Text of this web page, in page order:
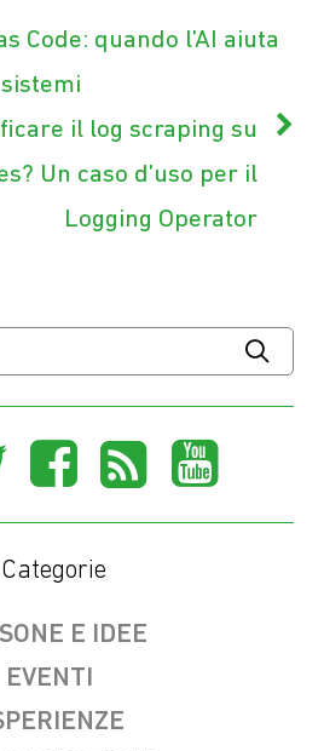
Code: quando l’AI aiuta
il log scraping su
Un caso d’uso per il
Logging Operator
Share
on
X
(Twitter)
Share
on
Facebook
Share
on on
Categorie
E IDEE
EVENTI